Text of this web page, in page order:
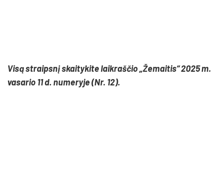
Visą straipsnį skaitykite laikraščio „Žemaitis“ 2025 m.
vasario 11 d. numeryje (Nr. 12).